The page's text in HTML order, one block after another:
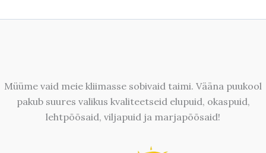
Müüme vaid meie kliimasse sobivaid taimi. Vääna puukool
pakub suures valikus kvaliteetseid elupuid, okaspuid,
lehtpõõsaid, viljapuid ja marjapõõsaid!